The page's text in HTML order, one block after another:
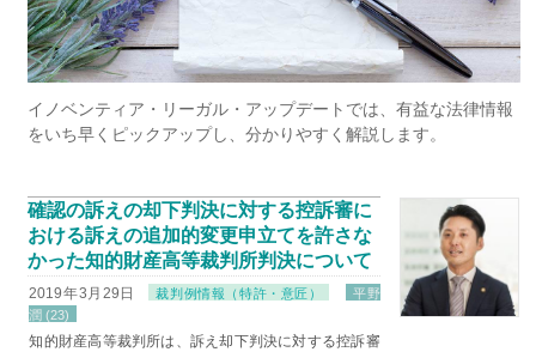
イノベンティア・リーガル・アップデートでは、有益な法律情報
をいち早くピックアップし、分かりやすく解説します。
確認の訴えの却下判決に対する控訴審に
おける訴えの追加的変更申立てを許さな
かった知的財産高等裁判所判決について
2019年3月29日 裁判例情報（特許・意匠）
平野
潤 (23)
知的財産高等裁判所は、訴え却下判決に対する控訴審